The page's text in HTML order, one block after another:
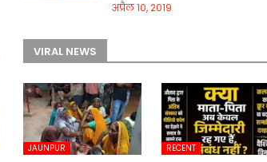
अप्रैल 10, 2019
VIRAL NEWS
JAUNPUR RECENT